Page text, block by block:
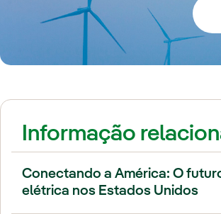
Informação
Conectando a América: O
elétrica nos Estados Unidos